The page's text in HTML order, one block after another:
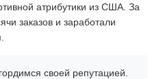
атрибутики из США. За
заказов и заработали
своей репутацией.